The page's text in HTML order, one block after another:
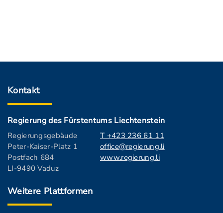
Kontakt
Regierung des Fürstentums Liechtenstein
Regierungsgebäude
Peter-Kaiser-Platz 1
Postfach 684
LI-9490 Vaduz
T +423 236 61 11
office@regierung.li
www.regierung.li
Weitere Plattformen